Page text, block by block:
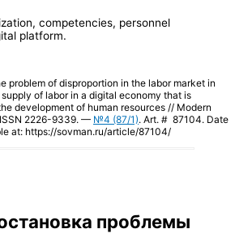
competencies, personnel
platform.
problem of disproportion in the labor market in
of labor in a digital economy that is
development of human resources // Modern
2226-9339. — №4 (87/1). Art. # 87104. Date
at: https://sovman.ru/article/87104/
проблемы